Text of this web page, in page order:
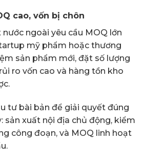
cao, vốn bị chôn
nước ngoài yêu cầu MOQ lớn
mỹ phẩm hoặc thương
sản phẩm mới, đặt số lượng
ro vốn cao và hàng tồn kho
tư bài bản để giải quyết đúng
sản xuất nội địa chủ động, kiểm
công đoạn, và MOQ linh hoạt